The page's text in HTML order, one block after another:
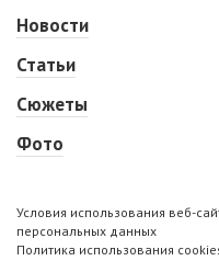
Новости
Статьи
Сюжеты
Фото
Условия использования веб-
персональных данных
Политика использования